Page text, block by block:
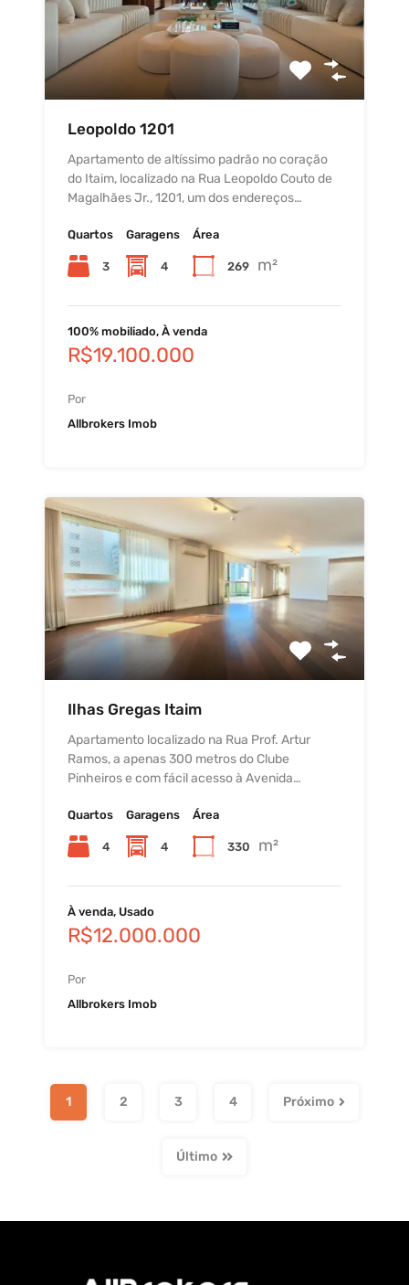
Leopoldo 1201
Apartamento de altíssimo padrão no coração
do Itaim, localizado na Rua Leopoldo Couto de
Magalhães Jr., 1201, um dos endereços…
Quartos
3
Garagens
4
Área
269 m²
100% mobiliado, À venda
R$19.100.000
Por
Allbrokers Imob
Ilhas Gregas Itaim
Apartamento localizado na Rua Prof. Artur
Ramos, a apenas 300 metros do Clube
Pinheiros e com fácil acesso à Avenida…
Quartos
4
Garagens
4
Área
330 m²
À venda, Usado
R$12.000.000
Por
Allbrokers Imob
1 2 3 4 Próximo
Último